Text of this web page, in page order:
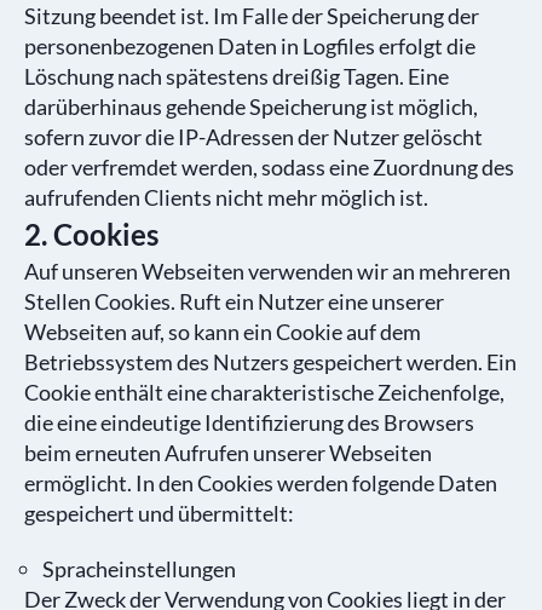
Sitzung beendet ist. Im Falle der Speicherung der
personenbezogenen Daten in Logfiles erfolgt die
Löschung nach spätestens dreißig Tagen. Eine
darüberhinaus gehende Speicherung ist möglich,
sofern zuvor die IP-Adressen der Nutzer gelöscht
oder verfremdet werden, sodass eine Zuordnung des
aufrufenden Clients nicht mehr möglich ist.
2. Cookies
Auf unseren Webseiten verwenden wir an mehreren
Stellen Cookies. Ruft ein Nutzer eine unserer
Webseiten auf, so kann ein Cookie auf dem
Betriebssystem des Nutzers gespeichert werden. Ein
Cookie enthält eine charakteristische Zeichenfolge,
die eine eindeutige Identifizierung des Browsers
beim erneuten Aufrufen unserer Webseiten
ermöglicht. In den Cookies werden folgende Daten
gespeichert und übermittelt:
Spracheinstellungen
Der Zweck der Verwendung von Cookies liegt in der